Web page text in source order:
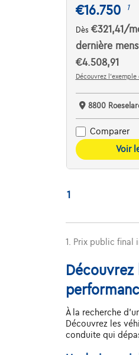
€16.750 1
Dès €321,41 /
dernière
€4.508,91
Découvrez
8800
Comparer
Voir
1
1. Prix public final
À la recherche
Découvrez les
conduite qui